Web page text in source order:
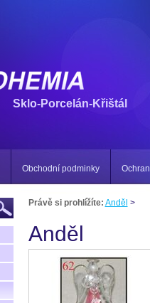
Sklo-Porcelán-Křištál
Obchodní podminky
Právě si prohlížíte: Anděl >
Anděl